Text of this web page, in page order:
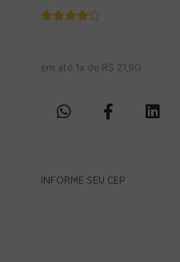
em até 1x de R$ 21,90
INFORME SEU CEP